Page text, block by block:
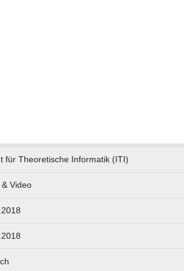
für Theoretische Informatik (ITI)
Video